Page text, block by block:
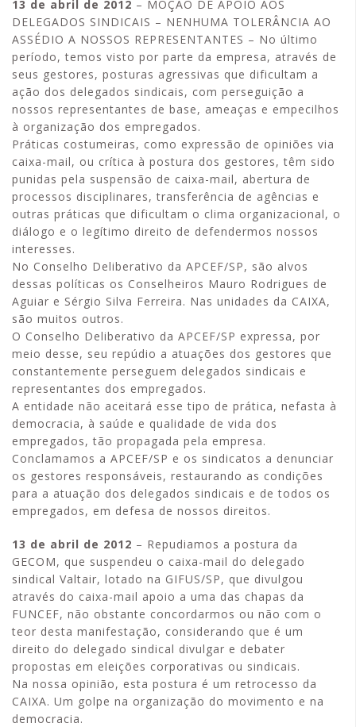
13 de abril de 2012 – MOÇÃO DE APOIO AOS
DELEGADOS SINDICAIS – NENHUMA TOLERÂNCIA AO
ASSÉDIO A NOSSOS REPRESENTANTES – No último
período, temos visto por parte da empresa, através de
seus gestores, posturas agressivas que dificultam a
ação dos delegados sindicais, com perseguição a
nossos representantes de base, ameaças e empecilhos
à organização dos empregados.
Práticas costumeiras, como expressão de opiniões via
caixa-mail, ou crítica à postura dos gestores, têm sido
punidas pela suspensão de caixa-mail, abertura de
processos disciplinares, transferência de agências e
outras práticas que dificultam o clima organizacional, o
diálogo e o legítimo direito de defendermos nossos
interesses.
No Conselho Deliberativo da APCEF/SP, são alvos
dessas políticas os Conselheiros Mauro Rodrigues de
Aguiar e Sérgio Silva Ferreira. Nas unidades da CAIXA,
são muitos outros.
O Conselho Deliberativo da APCEF/SP expressa, por
meio desse, seu repúdio a atuações dos gestores que
constantemente perseguem delegados sindicais e
representantes dos empregados.
A entidade não aceitará esse tipo de prática, nefasta à
democracia, à saúde e qualidade de vida dos
empregados, tão propagada pela empresa.
Conclamamos a APCEF/SP e os sindicatos a denunciar
os gestores responsáveis, restaurando as condições
para a atuação dos delegados sindicais e de todos os
empregados, em defesa de nossos direitos.
13 de abril de 2012 – Repudiamos a postura da
GECOM, que suspendeu o caixa-mail do delegado
sindical Valtair, lotado na GIFUS/SP, que divulgou
através do caixa-mail apoio a uma das chapas da
FUNCEF, não obstante concordarmos ou não com o
teor desta manifestação, considerando que é um
direito do delegado sindical divulgar e debater
propostas em eleições corporativas ou sindicais.
Na nossa opinião, esta postura é um retrocesso da
CAIXA. Um golpe na organização do movimento e na
democracia.